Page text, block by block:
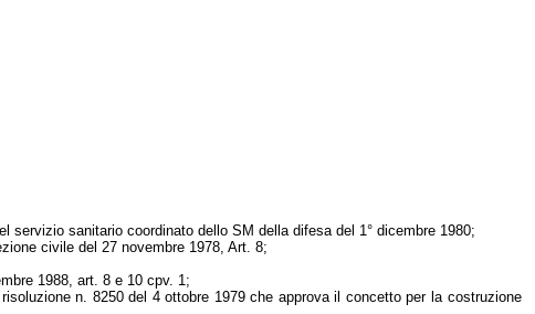
servizio sanitario coordinato dello SM della difesa del 1° dicembre 1980;
civile del 27 novembre 1978, Art. 8;
1988,art. 8 e 10 cpv. 1;
n. 8250 del 4 ottobre 1979 che approva il concetto per la costruzione